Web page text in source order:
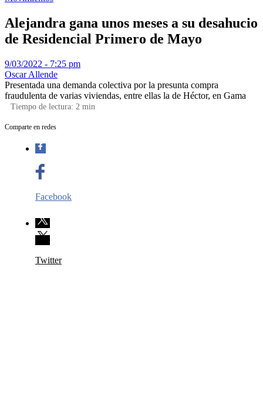
Alejandra gana unos meses a su desahucio
de Residencial Primero de Mayo
9/03/2022 - 7:25 pm
Oscar Allende
Presentada una demanda colectiva por la presunta compra
fraudulenta de varias viviendas, entre ellas la de Héctor, en Gama
Tiempo de lectura: 2 min
Comparte en redes
Facebook
Twitter